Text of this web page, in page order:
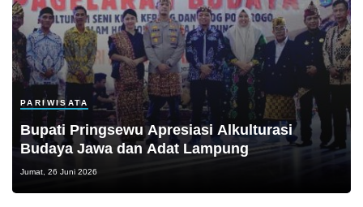
PARIWISATA
Bupati Pringsewu Apresiasi Alkulturasi
Budaya Jawa dan Adat Lampung
Jumat, 26 Juni 2026